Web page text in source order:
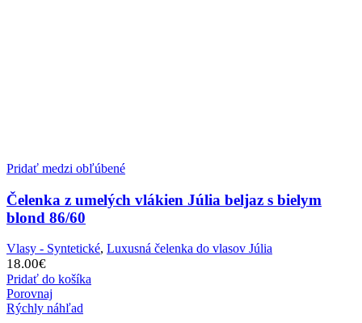
Pridať medzi obľúbené
Čelenka z umelých vlákien Júlia beljaz s bielym
blond 86/60
Vlasy - Syntetické, Luxusná čelenka do vlasov Júlia
18.00€
Pridať do košíka
Porovnaj
Rýchly náhľad